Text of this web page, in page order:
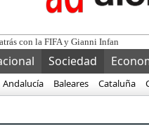
con la FIFA y Gianni Infantino:
Sociedad
Andalucía Baleares Cataluña